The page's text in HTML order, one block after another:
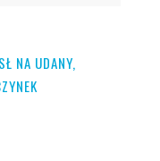
NA UDANY,